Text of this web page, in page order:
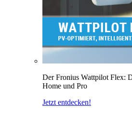
Der Fronius Wattpilot Flex:
Home und Pro
Jetzt entdecken!